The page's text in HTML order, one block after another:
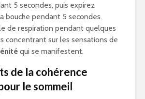
5 secondes, puis expirez
bouche pendant 5 secondes.
de respiration pendant quelques
concentrant sur les sensations de
qui se manifestent.
de la cohérence
le sommeil